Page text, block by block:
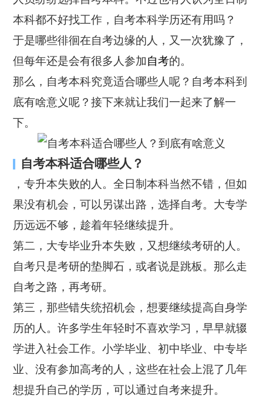
本科都不好找工作，自考本科学历还有用吗？
于是哪些徘徊在自考边缘的人，又一次犹豫了，
但每年还是会有很多人参加自考的。
那么，自考本科究竟适合哪些人呢？自考本科到
底有啥意义呢？接下来就让我们一起来了解一
下。
自考本科适合哪些人？
，专升本失败的人。全日制本科当然不错，但如
果没有机会，可以另谋出路，选择自考。大专学
历远远不够，趁着年轻继续提升。
第二，大专毕业升本失败，又想继续考研的人。
自考只是考研的垫脚石，或者说是跳板。那么走
自考之路，再考研。
第三，那些错失统招机会，想要继续提高自身学
历的人。许多学生年轻时不喜欢学习，早早就辍
学进入社会工作。小学毕业、初中毕业、中专毕
业、没有参加高考的人，这些在社会上混了几年
想提升自己的学历，可以通过自考来提升。